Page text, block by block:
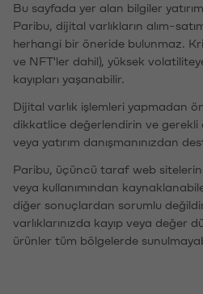
Bu sayfada yer alan bilgiler
Paribu, dijital varlıkların alım-
herhangi bir öneride bulunmaz.
ve NFT'ler dahil), yüksek
kayıpları yaşanabilir.
Dijital varlık işlemleri yapmadan
dikkatlice değerlendirin ve
veya yatırım danışmanınızdan
Paribu, üçüncü taraf web
veya kullanımından
diğer sonuçlardan sorumlu değildir.
varlıklarınızda kayıp veya değer
ürünler tüm bölgelerde